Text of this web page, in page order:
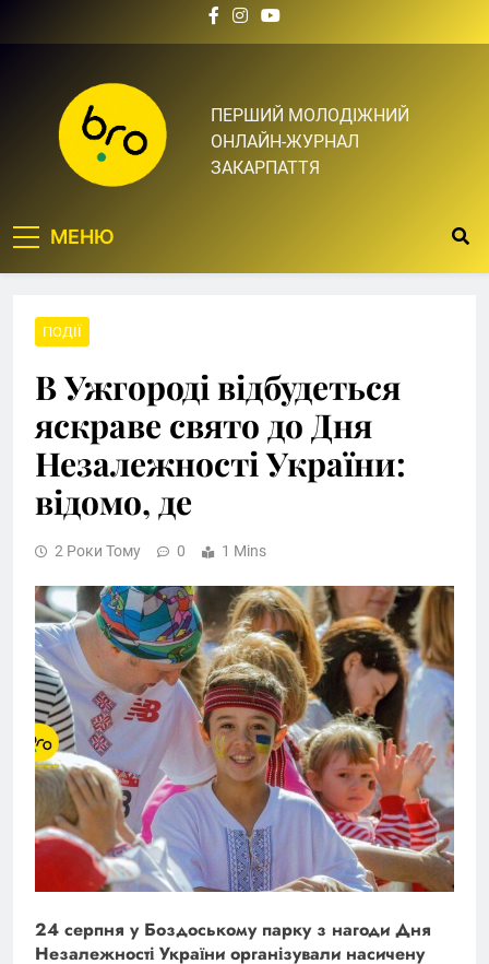
Bro.org.ua | BRO – ЦЕ
ТВІЙ БРО
ПЕРШИЙ МОЛОДІЖНИЙ
ОНЛАЙН-ЖУРНАЛ
ЗАКАРПАТТЯ
МЕНЮ
ПОДІЇ
В Ужгороді відбудеться
яскраве свято до Дня
Незалежності України:
відомо, де
2 Роки Тому 0 1 Mins
24 серпня у Боздоському парку з нагоди Дня
Незалежності України організували насичену